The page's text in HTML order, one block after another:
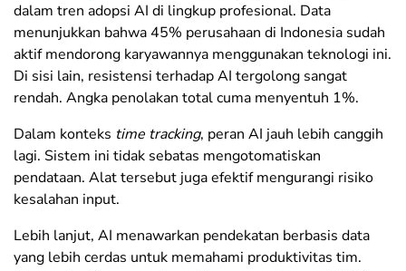
dalam tren adopsi AI di lingkup profesional. Data
menunjukkan bahwa 45% perusahaan di Indonesia sudah
aktif mendorong karyawannya menggunakan teknologi ini.
Di sisi lain, resistensi terhadap AI tergolong sangat
rendah. Angka penolakan total cuma menyentuh 1%.
Dalam konteks time tracking, peran AI jauh lebih canggih
lagi. Sistem ini tidak sebatas mengotomatiskan
pendataan. Alat tersebut juga efektif mengurangi risiko
kesalahan input.
Lebih lanjut, AI menawarkan pendekatan berbasis data
yang lebih cerdas untuk memahami produktivitas tim.